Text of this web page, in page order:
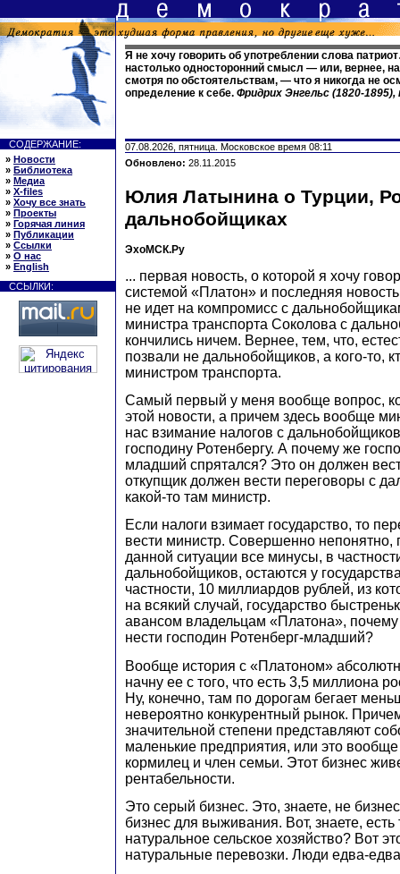
Я не хочу говорить об употреблении слова
настолько односторонний смысл — или, вернее,
смотря по обстоятельствам, — что я никогда не
определение к себе. Фридрих Энгельс (1820-
СОДЕРЖАНИЕ:
» Новости
» Библиотека
» Медиа
» X-files
» Хочу все знать
» Проекты
» Горячая линия
» Публикации
» Ссылки
» О нас
» English
ССЫЛКИ:
07.08.2026, пятница. Московское время 08:11
Обновлено: 28.11.2015
Юлия Латынина о Турции,
дальнобойщиках
ЭхоМСК.Ру
... первая новость, о которой я хочу
системой «Платон» и последняя
не идет на компромисс с
министра транспорта Соколова с
кончились ничем. Вернее, тем, что,
позвали не дальнобойщиков, а кого-то,
министром транспорта.
Самый первый у меня вообще вопрос,
этой новости, а причем здесь вообще
нас взимание налогов с
господину Ротенбергу. А почему же
младший спрятался? Это он должен
откупщик должен вести переговоры с
какой-то там министр.
Если налоги взимает государство, то
вести министр. Совершенно непонятно,
данной ситуации все минусы, в
дальнобойщиков, остаются у
частности, 10 миллиардов рублей, из
на всякий случай, государство
авансом владельцам «Платона»,
нести господин Ротенберг-младший?
Вообще история с «Платоном»
начну ее с того, что есть 3,5 миллиона
Ну, конечно, там по дорогам бегает
невероятно конкурентный рынок.
значительной степени представляют
маленькие предприятия, или это
кормилец и член семьи. Этот бизнес
рентабельности.
Это серый бизнес. Это, знаете, не
бизнес для выживания. Вот, знаете,
натуральное сельское хозяйство? Вот
натуральные перевозки. Люди едва-